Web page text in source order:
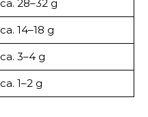
ca. 28–32 g
ca. 14–18 g
ca. 3–4 g
ca. 1–2 g